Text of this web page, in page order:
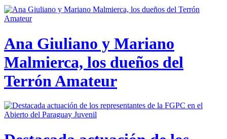
Ana Giuliano y Mariano
Malmierca, los dueños del
Terrón Amateur